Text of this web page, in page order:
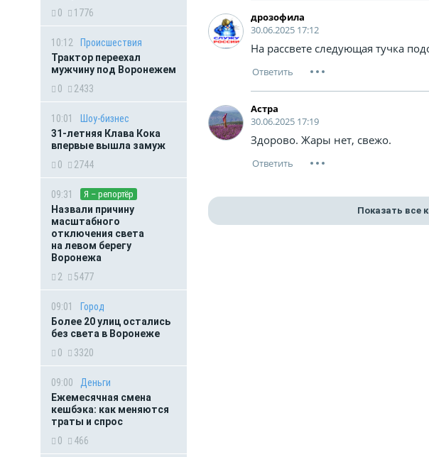
0
1776
10:12
Происшествия
Трактор переехал
мужчину под Воронежем
0
2433
10:01
Шоу-бизнес
31-летняя Клава Кока
впервые вышла замуж
0
2744
09:31 Я – репортёр
Назвали причину
масштабного
отключения света
на левом берегу
Воронежа
2
5477
09:01
Город
Более 20 улиц остались
без света в Воронеже
0
3320
09:00
Деньги
Ежемесячная смена
кешбэка: как меняются
траты и спрос
0
466
дрозофила
30.06.2025 17:12
На рассвете следующая тучка
Астра
30.06.2025 17:19
Здорово. Жары нет, свежо.
Показать все